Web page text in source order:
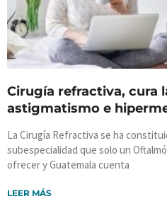
Cirugía refractiva, cura
astigmatismo e
La Cirugía Refractiva se ha
subespecialidad que solo un
ofrecer y Guatemala cuenta
LEER MÁS